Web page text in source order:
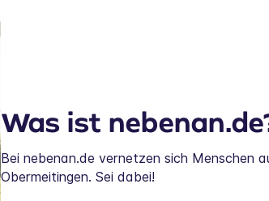
Was ist
Bei nebenan.de vernetzen sich Menschen
Obermeitingen. Sei dabei!